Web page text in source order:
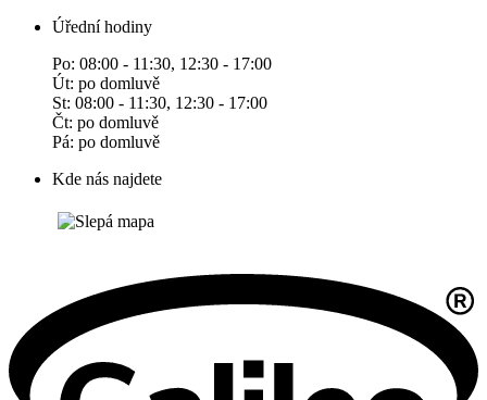
Úřední hodiny
Po: 08:00 - 11:30, 12:30 - 17:00
Út: po domluvě
St: 08:00 - 11:30, 12:30 - 17:00
Čt: po domluvě
Pá: po domluvě
Kde nás najdete